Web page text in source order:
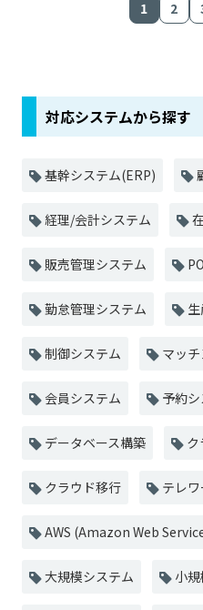
1 2
対応システムから探す
基幹システム(ERP)
経理/会計システム
販売管理システム
勤怠管理システム
制御システム マッ
会員システム 予約
データベース構築
クラウド移行 テレ
AWS (Amazon Web
大規模システム 小